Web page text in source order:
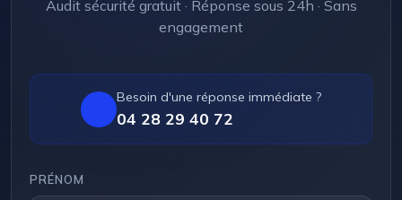
Audit sécurité gratuit · Réponse sous 24h · Sans
engagement
Besoin d'une réponse immédiate ?
04 28 29 40 72
PRÉNOM